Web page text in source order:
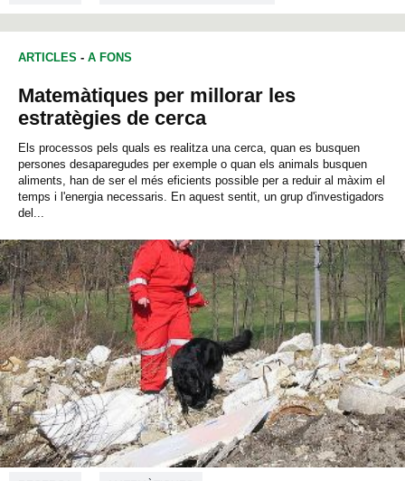
ARTICLES - A FONS
Matemàtiques per millorar les
estratègies de cerca
Els processos pels quals es realitza una cerca, quan es busquen
persones desaparegudes per exemple o quan els animals busquen
aliments, han de ser el més eficients possible per a reduir al màxim el
temps i l'energia necessaris. En aquest sentit, un grup d'investigadors
del...